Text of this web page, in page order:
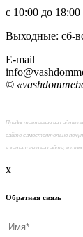
с 10:00 до 18:00
Выходные: сб-
E-mail
©
Предоставленная на сайте
сайте самостоятельно
в каталоге и на сайте, в
x
Обратная связь